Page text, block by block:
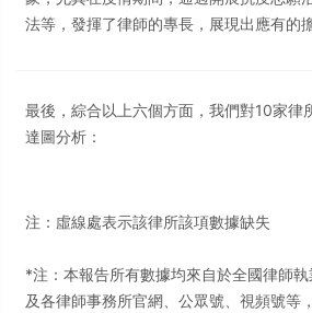
法等，發揮了律師的專長，展現出應有的
最後，綜合以上六個方面，我們對10家律
達圖分析：
注：虛線處表示該律所該項數據缺失
*注：本報告所有數據均來自於全國律師
及各律師事務所官網、公眾號、視頻號等